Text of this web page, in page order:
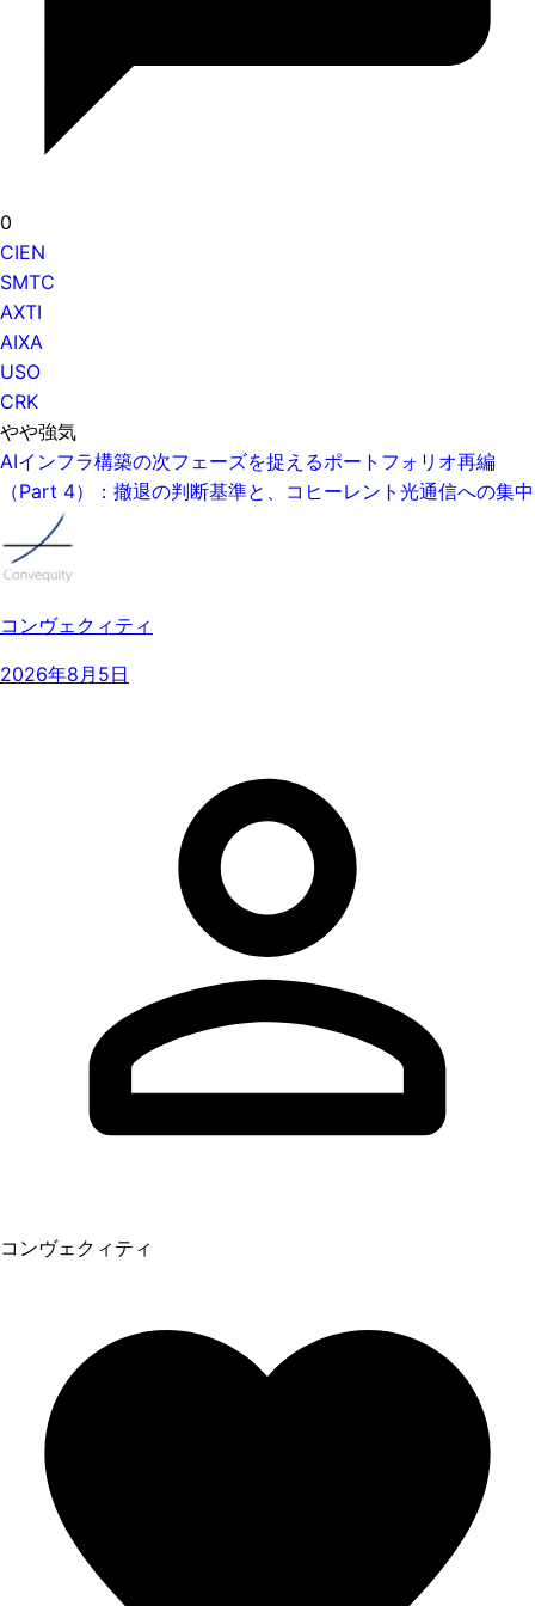
0
CIEN
SMTC
AXTI
AIXA
USO
CRK
やや強気
AIインフラ構築の次フェーズを捉えるポートフォリオ再編
（Part 4）：撤退の判断基準と、コヒーレント光通信への集中
コンヴェクィティ
2026年8月5日
コンヴェクィティ